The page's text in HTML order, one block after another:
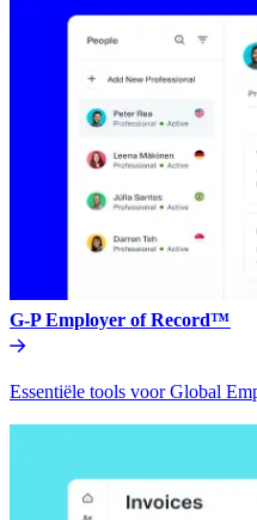
G-P Employer of Record™​​
Essentiële tools voor Global